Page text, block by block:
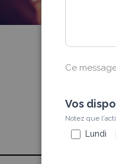
Ce
Vos
Notez que
Lundi